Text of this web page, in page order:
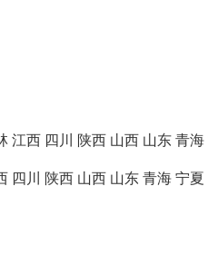
江西 四川 陕西 山西 山东 青海
四川 陕西 山西 山东 青海 宁夏